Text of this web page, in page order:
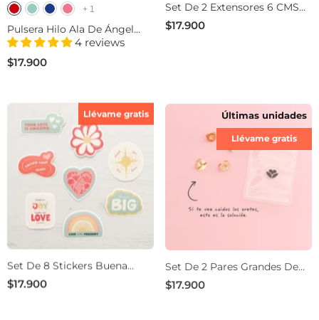
+ 1
Pulsera Hilo Ala De Ángel
Con Significado4 reviews
$17.900
Set De 2 Extensores 6 CMS
Para Cadenas
$17.900
Llévame gratis
Set De 8 Stickers Buena
Vibra
$17.900
Últimas unidades
Llévame gratis
Set De 2 Pares Grandes De
Cuñas Mariposas Para Topos
$17.900